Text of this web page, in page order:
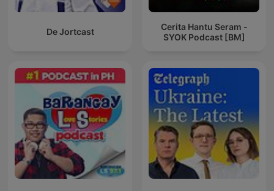
De Jortcast
Cerita Hantu Seram -
SYOK Podcast [BM]